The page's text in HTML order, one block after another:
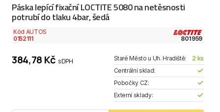
Páska lepící fixační LOCTITE 5080 na netěsnosti
potrubí do tlaku 4bar, šedá
Kód AUTOS
0152111
801959
384,78 Kč s DPH Staré Město u Uh. Hradiště:
2 ks
Centrální sklad:
Pobočky CZ:
Externí sklady: